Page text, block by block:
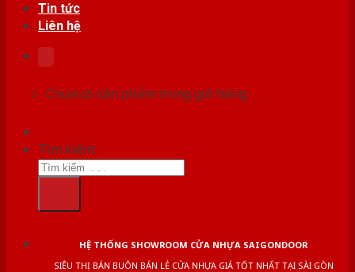
Tin tức
Liên hệ
Chưa có sản phẩm trong giỏ hàng.
Tìm kiếm:
HỆ THỐNG SHOWROOM CỬA NHỰA SAIGONDOOR
SIÊU THỊ BÁN BUÔN BÁN LẺ CỬA NHỰA GIÁ TỐT NHẤT TẠI SÀI GÒN